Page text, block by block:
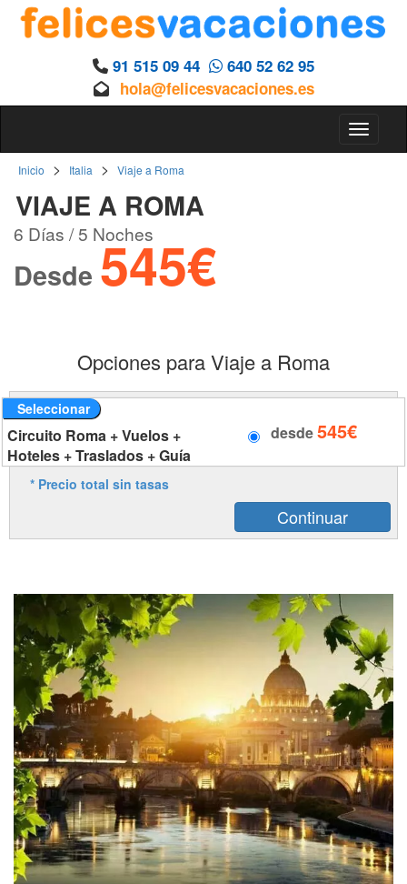
91 515 09 44
640 52 62 95
hola@felicesvacaciones.es
Inicio > Italia > Viaje a Roma
VIAJE A ROMA
6 Días / 5 Noches
Desde 545€
Opciones para Viaje a Roma
Seleccionar
Circuito Roma + Vuelos +
Hoteles + Traslados + Guía
desde545€
* Precio total sin tasas